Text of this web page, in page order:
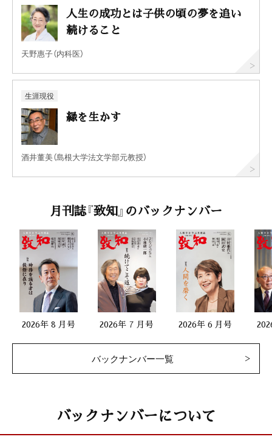
人生の成功とは子供の頃の夢を追い
続けること
天野惠子（内科医）
生涯現役
縁を生かす
酒井董美（島根大学法文学部元教授）
月刊誌『致知』のバックナンバー
2026年 8 月号 2026年 7 月号 2026年 6 月号
バックナンバー一覧
バックナンバーについて